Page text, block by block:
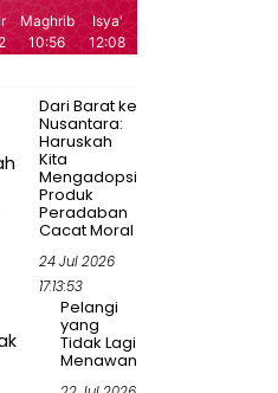
Dari Barat ke
Nusantara:
Haruskah
Kita
Mengadopsi
Produk
Peradaban
Cacat Moral
24 Jul 2026
17:13:53
Pelangi
yang
Tidak Lagi
Menawan